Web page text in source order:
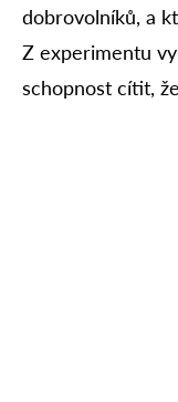
dobrovolníků, a
Z experimentu
schopnost cítit,